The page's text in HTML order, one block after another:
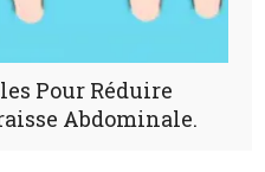
Pour Réduire
Abdominale.